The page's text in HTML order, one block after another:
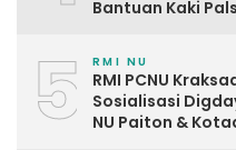
Bantuan Kaki
5 RMI NU
RMI PCNU
Sosialisasi
NU Paiton &